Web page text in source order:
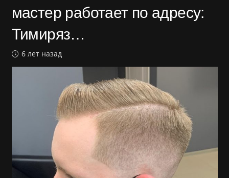
мастер работает по адресу:
Тимиряз…
6 лет назад